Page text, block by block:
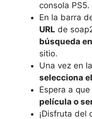
consola ⁤PS5.
En⁤ la barra
URL de
búsqueda
sitio.
Una vez en
selecciona
Espera a que​
‌película o
¡Disfruta del